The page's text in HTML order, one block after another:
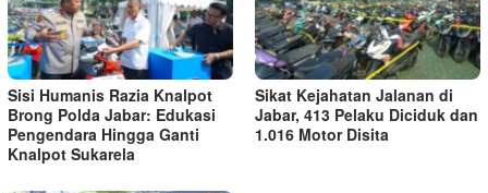
Sisi Humanis Razia Knalpot
Brong Polda Jabar: Edukasi
Pengendara Hingga Ganti
Knalpot Sukarela
Sikat Kejahatan Jalanan di
Jabar, 413 Pelaku Diciduk dan
1.016 Motor Disita